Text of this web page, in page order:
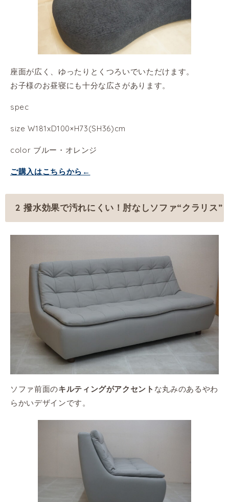
座面が広く、ゆったりとくつろいでいただけます。
お子様のお昼寝にも十分な広さがあります。
spec
size W181xD100×H73(SH36)cm
color ブルー・オレンジ
ご購入はこちらから←
2 撥水効果で汚れにくい！肘なしソファ“クラリス”
ソファ前面のキルティングがアクセント な丸みのあるやわ
らかいデザインです。